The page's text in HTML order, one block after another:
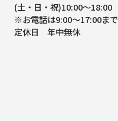
(土・日・祝)10:00～18:00
※お電話は9:00～17:00まで
定休日 年中無休